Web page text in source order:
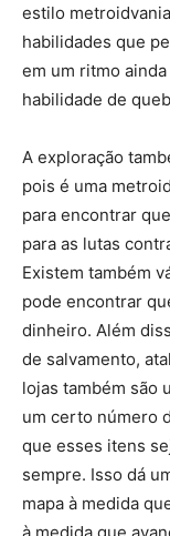
estilo
habilidades que
em um ritmo
habilidade de
A exploração
pois é uma
para encontrar
para as lutas
Existem também
pode encontrar
dinheiro. Além
de salvamento,
lojas também são
um certo número
que esses itens
sempre. Isso dá
mapa à medida